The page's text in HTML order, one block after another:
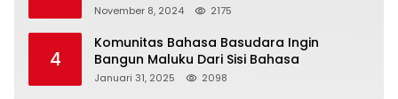
November 8, 2024 2175
4
Komunitas Bahasa Basudara Ingin
Bangun Maluku Dari Sisi Bahasa
Januari 31, 2025 2098